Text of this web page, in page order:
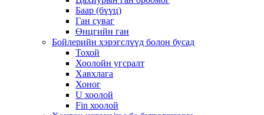
Баар (бүүц)
Ган суваг
Өнцгийн ган
Бойлерийн хэрэгслүүд болон бусад
Тохой
Хоолойн угсралт
Хавхлага
Хоног
U хоолой
Fin хоолой